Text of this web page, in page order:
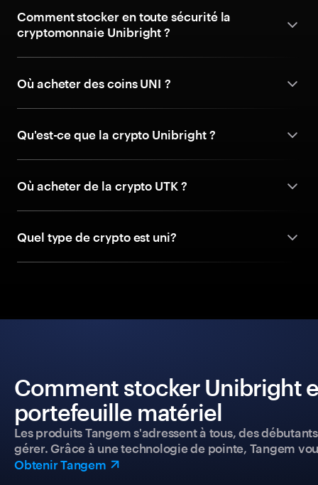
Comment stocker en toute sécurité la
cryptomonnaie Unibright ?
Où acheter des coins UNI ?
Qu'est-ce que la crypto Unibright ?
Où acheter de la crypto UTK ?
Quel type de crypto est uni?
Comment stocker Unibright
portefeuille matériel
Les produits Tangem s'adressent à tous, des
gérer. Grâce à une technologie de pointe, Tangem
Obtenir Tangem